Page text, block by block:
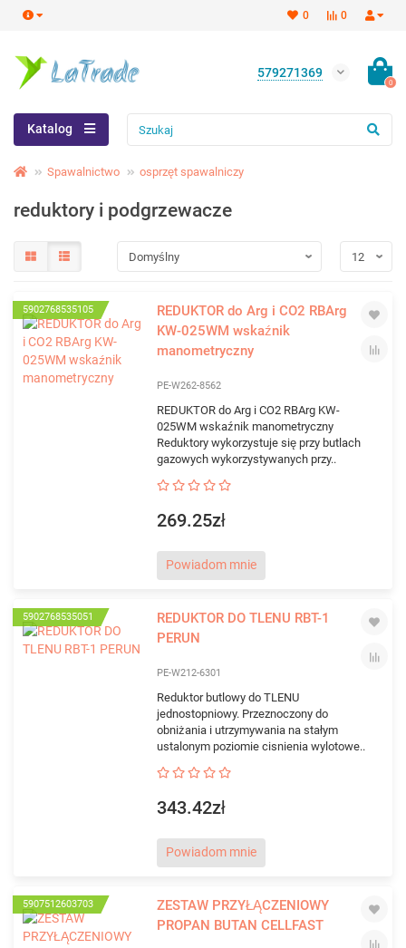
0
0
579271369
0
Katalog
Spawalnictwo osprzęt spawalniczy
reduktory i podgrzewacze
5902768535105
REDUKTOR do Arg i CO2 RBArg
KW-025WM wskaźnik
manometryczny
PE-W262-8562
REDUKTOR do Arg i CO2 RBArg KW-
025WM wskaźnik manometryczny
Reduktory wykorzystuje się przy butlach
gazowych wykorzystywanych przy..
269.25zł
Powiadom mnie
5902768535051
REDUKTOR DO TLENU RBT-1
PERUN
PE-W212-6301
Reduktor butlowy do TLENU
jednostopniowy. Przeznoczony do
obniżania i utrzymywania na stałym
ustalonym poziomie cisnienia wylotowe..
343.42zł
Powiadom mnie
5907512603703
ZESTAW PRZYŁĄCZENIOWY
PROPAN BUTAN CELLFAST